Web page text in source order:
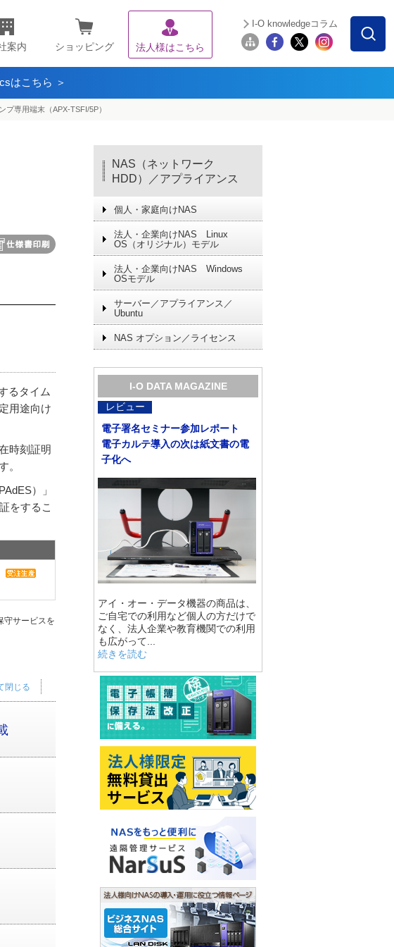
案内 ショッピング 法人様はこちら
I-O knowledgeコラム
はこちら ＞
プ専用端末（APX-TSFI/5P）
るタイム
用途向け
時刻証明
。
）」
をするこ
守サービスを
閉じる
NAS（ネットワーク
HDD）／アプライアンス
個人・家庭向けNAS
法人・企業向けNAS Linux
OS（オリジナル）モデル
法人・企業向けNAS Windows
OSモデル
サーバー／アプライアンス／
Ubuntu
NAS オプション／ライセンス
I-O DATA MAGAZINE
レビュー
電子署名セミナー参加レポート
電子カルテ導入の次は紙文書の電
子化へ
アイ・オー・データ機器の商品は、
ご自宅での利用など個人の方だけで
なく、法人企業や教育機関での利用
も広がって...
続きを読む